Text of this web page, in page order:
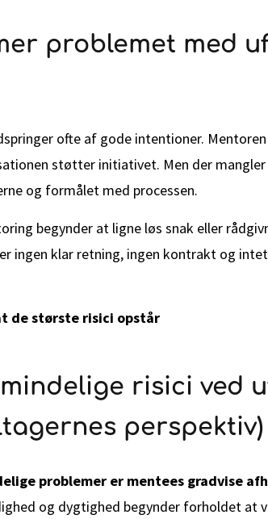
problemet med
ofte af gode intentioner.
støtter initiativet. Men der
og formålet med processen.
begynder at ligne løs snak eller
ingen klar retning, ingen kontrakt og
de største risici opstår
risici ved
perspektiv)
problemer er mentees gradvise
og dygtighed begynder forholdet at